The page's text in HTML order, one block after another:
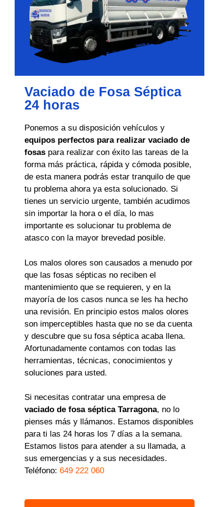
Vaciado de Fosa Séptica
24 horas
Ponemos a su disposición vehículos y
equipos perfectos para realizar vaciado de
fosas para realizar con éxito las tareas de la
forma más práctica, rápida y cómoda posible,
de esta manera podrás estar tranquilo de que
tu problema ahora ya esta solucionado. Si
tienes un servicio urgente, también acudimos
sin importar la hora o el día, lo mas
importante es solucionar tu problema de
atasco con la mayor brevedad posible.
Los malos olores son causados a menudo por
que las fosas sépticas no reciben el
mantenimiento que se requieren, y en la
mayoría de los casos nunca se les ha hecho
una revisión. En principio estos malos olores
son imperceptibles hasta que no se da cuenta
y descubre que su fosa séptica acaba llena.
Afortunadamente contamos con todas las
herramientas, técnicas, conocimientos y
soluciones para usted.
Si necesitas contratar una empresa de
vaciado de fosa séptica Tarragona, no lo
pienses más y llámanos. Estamos disponibles
para ti las 24 horas los 7 días a la semana.
Estamos listos para atender a su llamada, a
sus emergencias y a sus necesidades.
Teléfono: 649 222 060